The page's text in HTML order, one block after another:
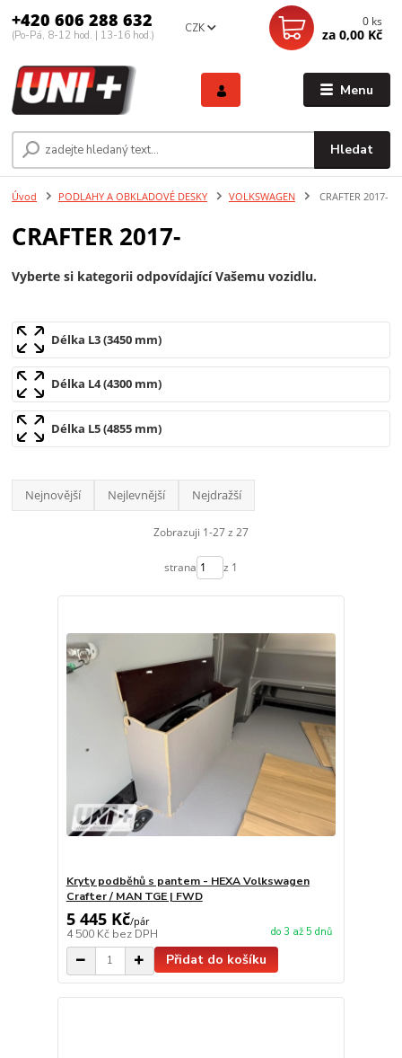
Menu
CZK
Hledat
+420 606 288 632
(Po-Pá, 8-12 hod. | 13-16 hod.)
0 ks
za 0,00 Kč
Úvod PODLAHY A OBKLADOVÉ DESKY VOLKSWAGEN CRAFTER 2017-
CRAFTER 2017-
Vyberte si kategorii odpovídající Vašemu vozidlu.
Délka L3 (3450 mm)
Délka L4 (4300 mm)
Délka L5 (4855 mm)
Nejnovější Nejlevnější Nejdražší
Zobrazuji 1-27 z 27
strana z 1
Kryty podběhů s pantem - HEXA Volkswagen
Crafter / MAN TGE | FWD
5 445 Kč/pár
4 500 Kč bez DPH do 3 až 5 dnů
Přidat do košíku